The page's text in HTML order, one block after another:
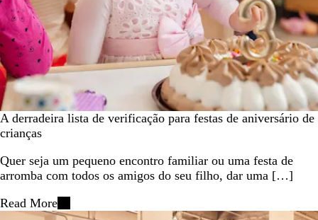
A derradeira lista de verificação para festas de aniversário de
crianças
Quer seja um pequeno encontro familiar ou uma festa de
arromba com todos os amigos do seu filho, dar uma […]
Read More